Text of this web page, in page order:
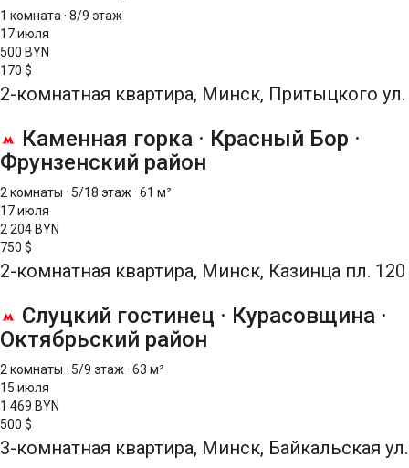
1 комната · 8/9 этаж
17 июля
500 BYN
170 $
2-комнатная квартира, Минск, Притыцкого ул.
Каменная горка · Красный Бор ·
Фрунзенский район
2 комнаты · 5/18 этаж · 61 м²
17 июля
2 204 BYN
750 $
2-комнатная квартира, Минск, Казинца пл. 120
Слуцкий гостинец · Курасовщина ·
Октябрьский район
2 комнаты · 5/9 этаж · 63 м²
15 июля
1 469 BYN
500 $
3-комнатная квартира, Минск, Байкальская